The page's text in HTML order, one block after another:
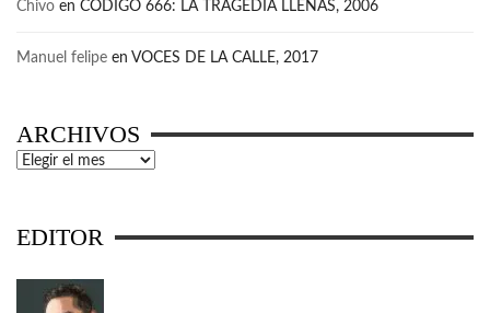
Chivo en CÓDIGO 666: LA TRAGEDIA LLENAS, 2006
Manuel felipe en VOCES DE LA CALLE, 2017
ARCHIVOS
Archivos
EDITOR